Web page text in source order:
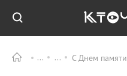
С Днем